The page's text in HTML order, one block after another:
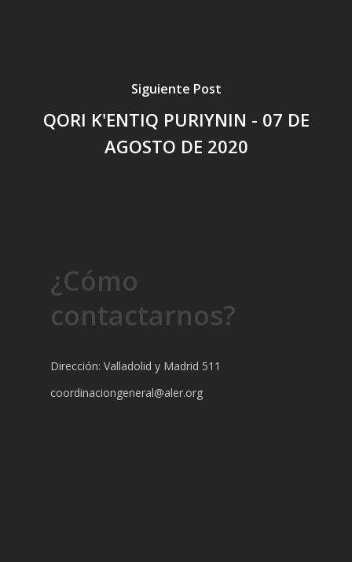
Siguiente Post
QORI K'ENTIQ PURIYNIN - 07 DE
AGOSTO DE 2020
¿Cómo
contactarnos?
Dirección: Valladolid y Madrid 511
coordinaciongeneral@aler.org